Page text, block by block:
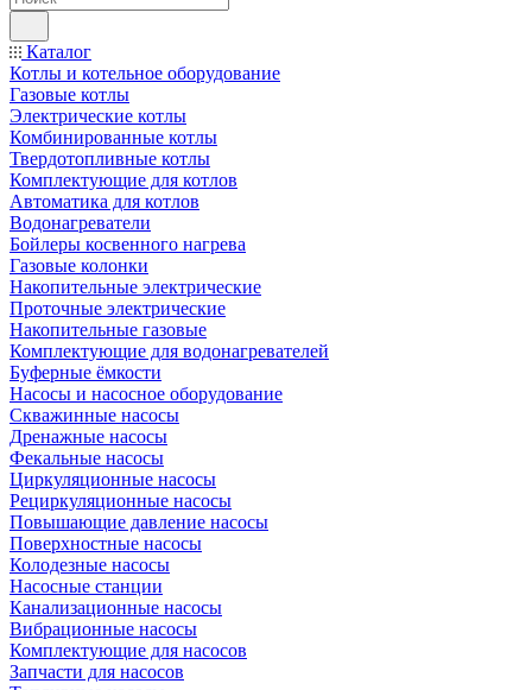
Каталог
Котлы и котельное оборудование
Газовые котлы
Электрические котлы
Комбинированные котлы
Твердотопливные котлы
Комплектующие для котлов
Автоматика для котлов
Водонагреватели
Бойлеры косвенного нагрева
Газовые колонки
Накопительные электрические
Проточные электрические
Накопительные газовые
Комплектующие для водонагревателей
Буферные ёмкости
Насосы и насосное оборудование
Скважинные насосы
Дренажные насосы
Фекальные насосы
Циркуляционные насосы
Рециркуляционные насосы
Повышающие давление насосы
Поверхностные насосы
Колодезные насосы
Насосные станции
Канализационные насосы
Вибрационные насосы
Комплектующие для насосов
Запчасти для насосов